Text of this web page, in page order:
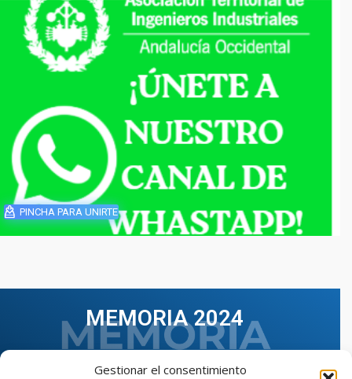
Gestionar el consentimiento
PINCHA PARA UNIRTE
MEMORIA 2024